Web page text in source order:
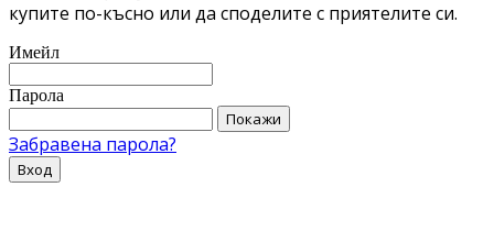
купите по-късно или да споделите с приятелите си.
Имейл
Парола
Покажи
Забравена парола?
Вход